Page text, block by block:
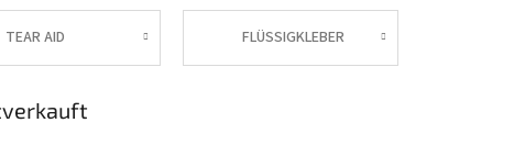
TEAR AID FLÜSSIGKLEBER